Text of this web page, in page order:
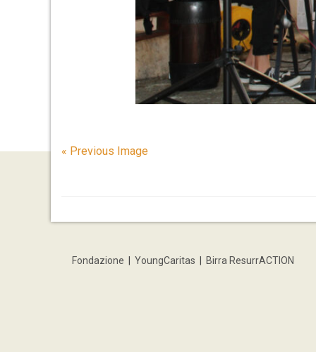
« Previous Image
Fondazione YoungCaritas Birra ResurrACTION